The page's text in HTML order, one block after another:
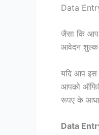
Data
जैसा कि आप
आवेदन शुल्क
यदि आप इस
आपको
रूपए के
Data